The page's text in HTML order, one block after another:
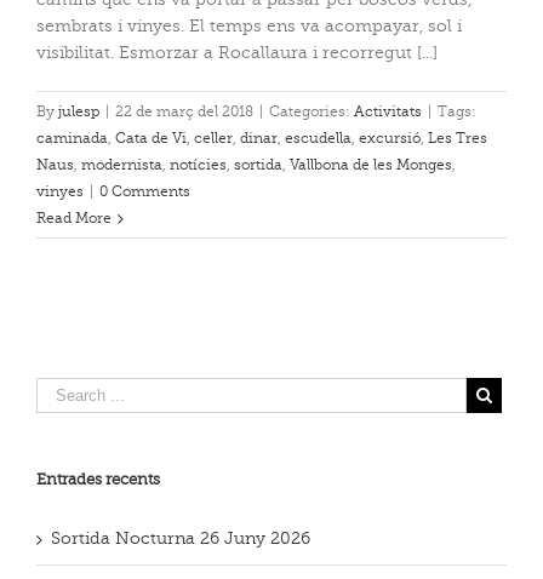
sembrats i vinyes. El temps ens va acompayar, sol i
visibilitat. Esmorzar a Rocallaura i recorregut [...]
By julesp 22 de març del 2018 Categories: Activitats
Tags:
caminada, Cata de Vi, celler, dinar, escudella, excursió, Les Tres
Naus, modernista, notícies, sortida, Vallbona de les Monges,
vinyes
0 Comments
Read More
Entrades recents
Sortida Nocturna 26 Juny 2026